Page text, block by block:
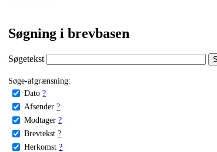
Søgning i brevbasen
Søgetekst
Søge-afgrænsning:
Dato ?
Afsender ?
Modtager ?
Brevtekst ?
Herkomst ?